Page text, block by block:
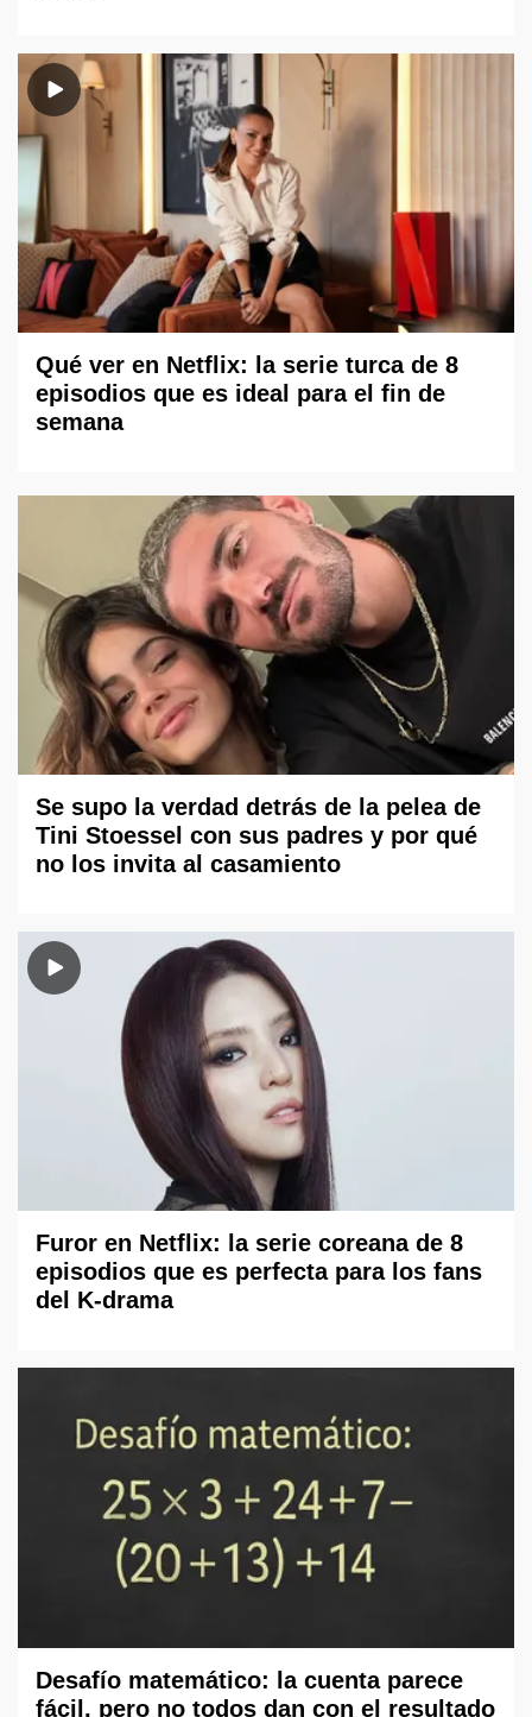
Qué ver en Netflix: la serie turca de 8
episodios que es ideal para el fin de
semana
Se supo la verdad detrás de la pelea de
Tini Stoessel con sus padres y por qué
no los invita al casamiento
Furor en Netflix: la serie coreana de 8
episodios que es perfecta para los fans
del K-drama
Desafío matemático: la cuenta parece
fácil, pero no todos dan con el resultado